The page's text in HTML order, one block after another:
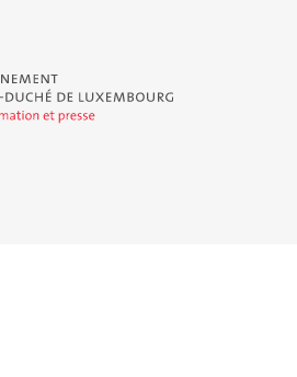
Duché de Luxembourg - Service